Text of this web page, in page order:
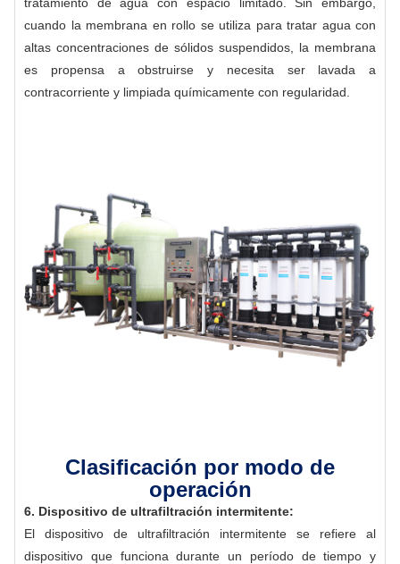
cuando la membrana en rollo se utiliza para tratar agua con
altas concentraciones de sólidos suspendidos, la membrana
es propensa a obstruirse y necesita ser lavada a
contracorriente y limpiada químicamente con regularidad.
Clasificación por modo de
operación
6. Dispositivo de ultrafiltración intermitente:
El dispositivo de ultrafiltración intermitente se refiere al
dispositivo que funciona durante un período de tiempo y